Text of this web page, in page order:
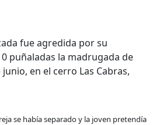
fue agredida por su
puñaladas la madrugada de
en el cerro Las Cabras,
se había separado y la joven pretendía